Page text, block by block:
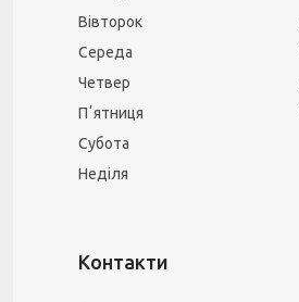
Вівторок
Середа
Четвер
Пʼятниця
Субота
Неділя